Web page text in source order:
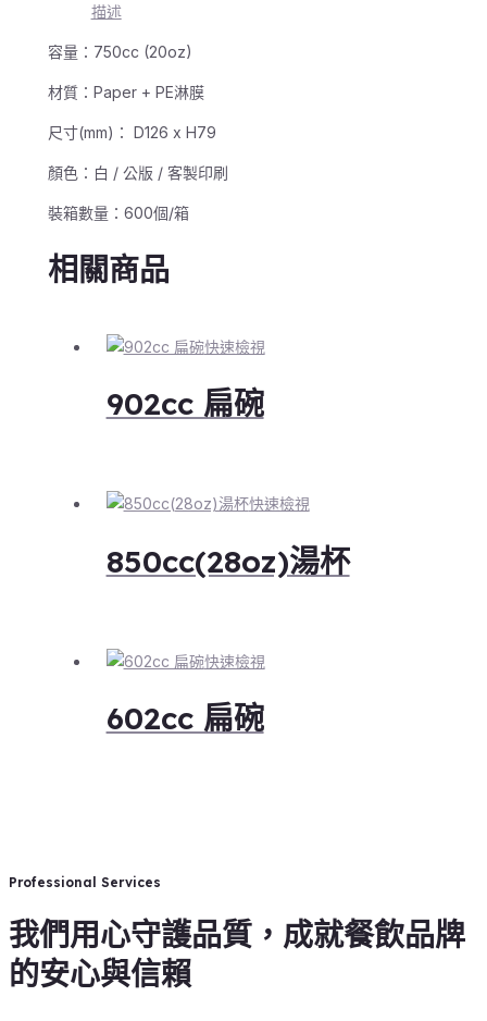
描述
容量：750cc (20oz)
材質：Paper + PE淋膜
尺寸(mm)： D126 x H79
顏色：白 / 公版 / 客製印刷
裝箱數量：600個/箱
相關商品
快速檢視
902cc 扁碗
快速檢視
850cc(28oz)湯杯
快速檢視
602cc 扁碗
Professional Services
我們用心守護品質，成就餐飲品牌
的安心與信賴